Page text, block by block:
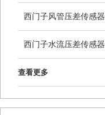
西门子风管压差传感器
西门子水流压差传感器
查看更多